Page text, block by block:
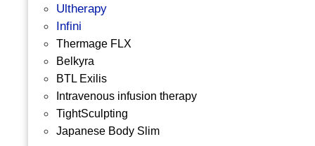
Ultherapy
Infini
Thermage FLX
Belkyra
BTL Exilis
Intravenous infusion therapy
TightSculpting
Japanese Body Slim